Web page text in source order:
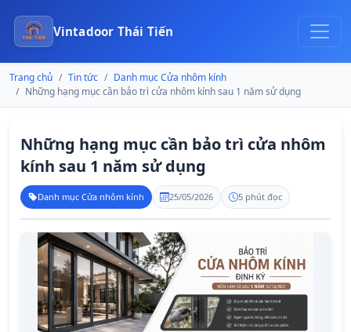
Vintadoor Thái Tiến
Trang chủ Tin tức
Danh mục Cửa nhôm kính
Những hạng mục cần bảo trì cửa nhôm kính sau 1 năm sử dụng
Những hạng mục cần bảo trì cửa nhôm
kính sau 1 năm sử dụng
Danh mục Cửa nhôm kính 25/05/2026 5 phút đọc